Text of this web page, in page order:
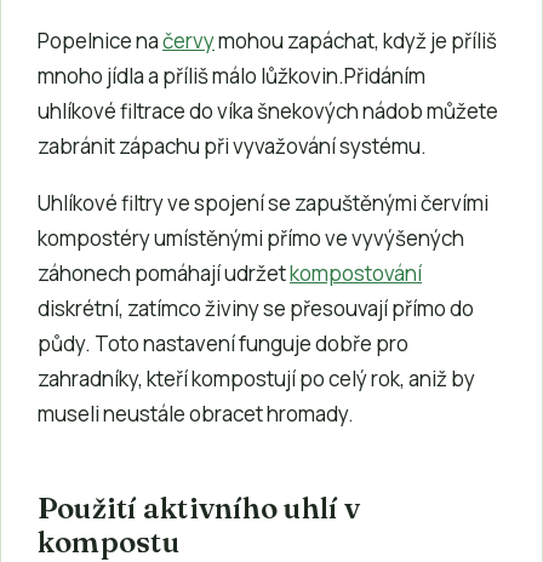
Popelnice načervymohou zapáchat, když je příliš
mnoho jídla a příliš málo lůžkovin.Přidáním
uhlíkové filtrace do víka šnekových nádob můžete
zabránit zápachu při vyvažování systému.
Uhlíkové filtry ve spojení se zapuštěnými červími
kompostéry umístěnými přímo ve vyvýšených
záhonech pomáhají udržetkompostování
diskrétní, zatímco živiny se přesouvají přímo do
půdy. Toto nastavení funguje dobře pro
zahradníky, kteří kompostují po celý rok, aniž by
museli neustále obracet hromady.
Použití aktivního uhlí v
kompostu